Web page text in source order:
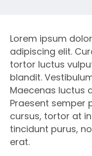
Lorem ipsum
adipiscing elit.
tortor luctus
blandit.
Maecenas luctus
Praesent semper
cursus, tortor at
tincidunt purus,
erat.